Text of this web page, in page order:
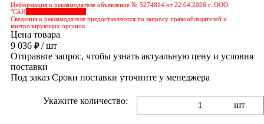
Информация о рекламодателе объявление № 5274814 от 22.04.2026 г. ООО
"САН
Сведения о рекламодателе предоставляются по запросу правообладателей и
контролирующих органов.
Цена товара
9 036 ₽/ шт
Отправьте запрос, чтобы узнать актуальную цену и условия
поставки
Под заказ Сроки поставки уточните у менеджера
Укажите количество: шт